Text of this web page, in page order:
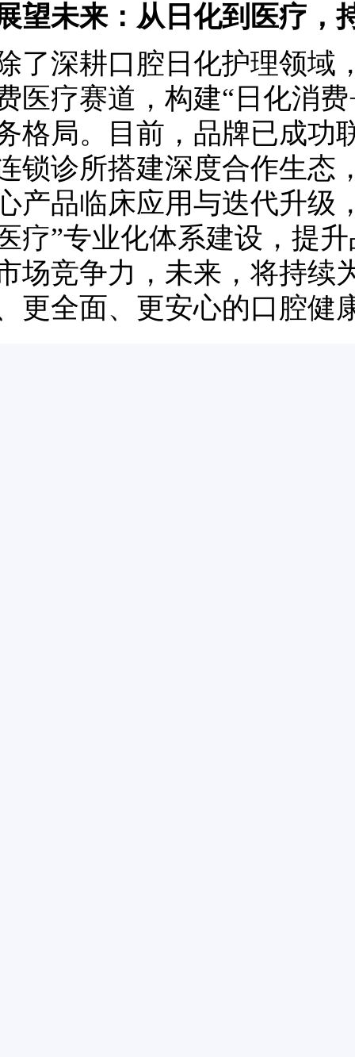
望未来：从日化到医疗，
耕口腔日化护理领域，
医疗赛道，构建“日化消
格局。目前，品牌已成功
锁诊所搭建深度合作生态
产品临床应用与迭代升级
疗”专业化体系建设，提
场竞争力，未来，将持续
更全面、更安心的口腔健